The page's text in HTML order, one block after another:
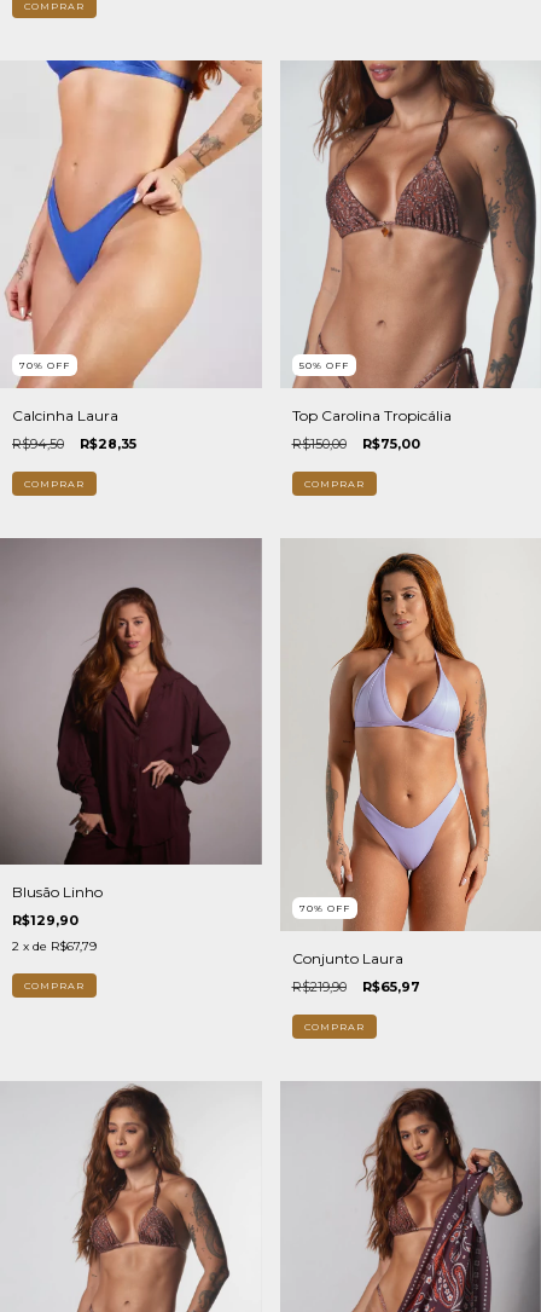
COMPRAR
70% OFF
Calcinha Laura
R$94,50 R$28,35
COMPRAR
50% OFF
Top Carolina Tropicália
R$150,00 R$75,00
COMPRAR
Blusão Linho
R$129,90
2 x de R$67,79
COMPRAR
70% OFF
Conjunto Laura
R$219,90 R$65,97
COMPRAR